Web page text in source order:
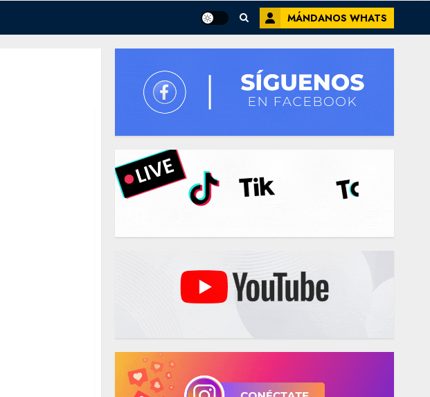
MÁNDANOS WHATS